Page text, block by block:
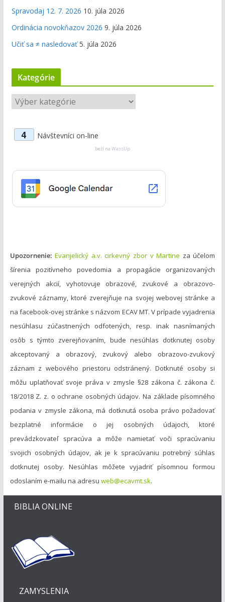
Spravodaj 12. 7. 2026 10. júla 2026
Ordinácia novokňazov 2026 9. júla 2026
Učiť sa ≠ nasledovať 5. júla 2026
Kategórie
K
e
r
4 Návštevníci on-line
beží na WassUp
Upozornenie: Evanjelický a.v. cirkevný zbor v Martine za účelom
šírenia pozitívneho povedomia a propagácie organizovaných
verejných akcií, vyhotovuje obrazové, zvukové a obrazovo-
zvukové záznamy, ktoré zverejňuje na svojej webovej stránke a
na facebook-ovej stránke s názvom ECAV MT. V prípade vyjadrenia
nesúhlasu zúčastnených odfotených, resp. inak nasnímaných
osôb s týmto zverejňovaním, bude nesúhlas dotknutej osoby
akceptovaný a obrazový, zvukový alebo obrazovo-zvukový
záznam z webového priestoru odstránený. Dotknuté osoby si
môžu uplatňovať svoje práva v zmysle §28 zákona č. zákona č.
18/2018 Z. z. o ochrane osobných údajov. Na základe písomného
podania v zmysle zákona, má dotknutá osoba právo požadovať
bezplatné informácie o jej osobných údajoch, ktoré
prevádzkovateľ spracúva a môže namietať voči spracúvaniu
svojich osobných údajov, ak je k spracúvaniu potrebný súhlas
dotknutej osoby. Nesúhlas môžete vyjadriť písomnou formou
odoslaním e-mailu na adresu web@ecavmt.sk.
BIBLIA ONLINE
ZAMYSLENIA